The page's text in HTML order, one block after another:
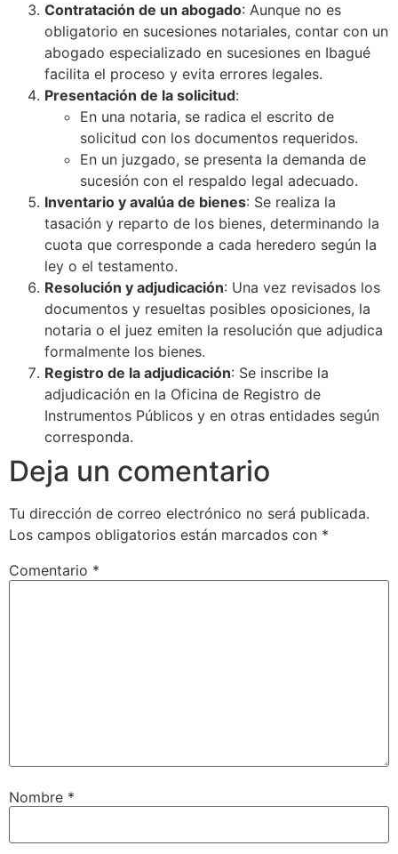
Contratación de un abogado: Aunque no es
obligatorio en sucesiones notariales, contar con un
abogado especializado en sucesiones en Ibagué
facilita el proceso y evita errores legales.
Presentación de la solicitud:
En una notaria, se radica el escrito de
solicitud con los documentos requeridos.
En un juzgado, se presenta la demanda de
sucesión con el respaldo legal adecuado.
Inventario y avalúa de bienes: Se realiza la
tasación y reparto de los bienes, determinando la
cuota que corresponde a cada heredero según la
ley o el testamento.
Resolución y adjudicación: Una vez revisados los
documentos y resueltas posibles oposiciones, la
notaria o el juez emiten la resolución que adjudica
formalmente los bienes.
Registro de la adjudicación: Se inscribe la
adjudicación en la Oficina de Registro de
Instrumentos Públicos y en otras entidades según
corresponda.
Deja un comentario
Tu dirección de correo electrónico no será publicada.
Los campos obligatorios están marcados con *
Comentario *
Nombre *